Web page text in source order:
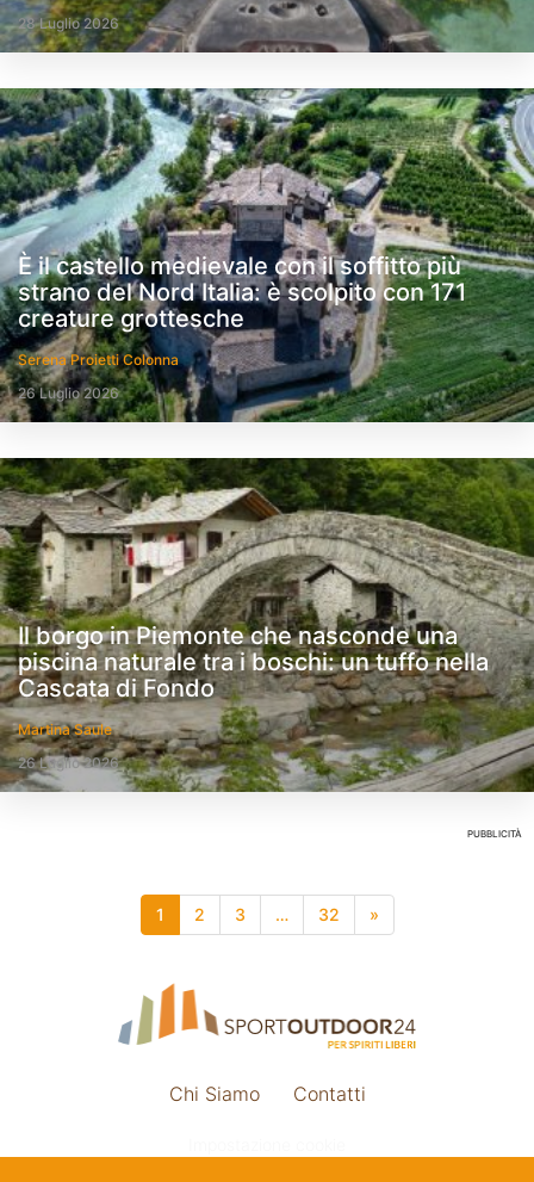
28 Luglio 2026
È il castello medievale con il soffitto più
strano del Nord Italia: è scolpito con 171
creature grottesche
Serena Proietti Colonna
26 Luglio 2026
Il borgo in Piemonte che nasconde una
piscina naturale tra i boschi: un tuffo nella
Cascata di Fondo
Martina Saule
26 Luglio 2026
PUBBLICITÀ
1 2 3 … 32 »
Chi Siamo Contatti